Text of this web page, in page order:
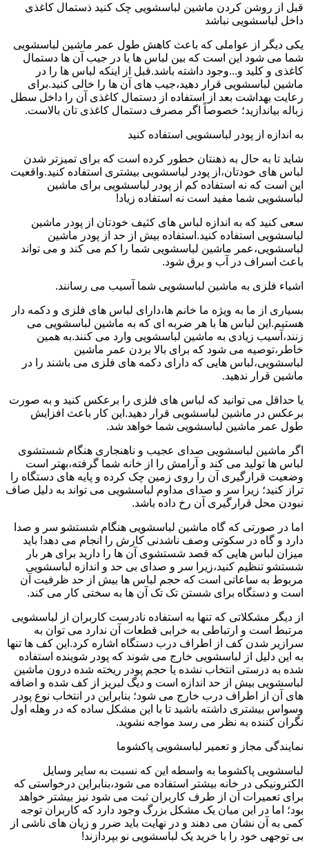
قبل از روشن کردن ماشین لباسشویی چک کنید ذستمال کاغذی
داخل لباسشویی نباشد
یکی دیگر از عواملی که باعث کاهش طول عمر ماشین لباسشویی
شما می شود این است که بین لباس ها یا در جیب آن ها دستمال
کاغذی و کلید و...وجود داشته باشد.قبل از اینکه لباس ها را در
ماشین لباسشویی قرار دهید،جیب های آن ها را خالی کنید.برای
رعایت بهداشت بعد از استفاده از دستمال کاغذی آن را داخل سطل
زباله بیاندازید؛ خصوصاً اگر مصرف دستمال کاغذی تان بالاست.
به اندازه از پودر لباسشویی استفاده کنید
شاید تا به حال به ذهنتان خطور کرده است که برای تمیزتر شدن
لباس های خودتان،از پودر لباسشویی بیشتری استفاده کنید.واقعیت
این است که نه استفاده کم از پودر لباسشویی برای ماشین
لباسشویی شما مفید است نه استفاده زیاد!
سعی کنید که به اندازه لباس های کثیف خودتان از پودر ماشین
لباسشویی استفاده کنید.استفاده بیش از حد از پودر ماشین
لباسشویی،عمر ماشین لباسشویی شما را کم می کند و می تواند
باعث اسراف در آب و برق شود.
اشیاء فلزی به ماشین لباسشویی شما آسیب می رسانند.
بسیاری از ما به ویژه ما خانم ها،دارای لباس های فلزی و دکمه دار
هستیم.این لباس ها با هر ضربه ای که به ماشین لباسشویی می
زنند،آسیب زیادی به ماشین لباسشویی وارد می کنند.به همین
خاطر،توصیه می شود که برای بالا بردن عمر ماشین
لباسشویی،لباس هایی که دارای دکمه های فلزی می باشند را در
ماشین قرار ندهید.
یا حداقل می توانید که لباس های فلزی را برعکس کنید و به صورت
برعکس در ماشین لباسشویی قرار دهید.این کار باعث افزایش
طول عمر ماشین لباسشویی شما خواهد شد.
اگر ماشین لباسشویی صدای عجیب و ناهنجاری هنگام شستشوی
لباس ها تولید می کند و آرامش را از خانه شما گرفته،بهتر است
وضعیت قرارگیری آن را روی زمین چک کرده و پایه های دستگاه را
تراز کنید؛ زیرا سر و صدای مداوم لباسشویی می تواند به دلیل صاف
نبودن محل قرارگیری آن رخ داده باشد.
اما در صورتی که گاه ماشین لباسشویی هنگام شستشو سر و صدا
دارد و گاه در سکوتی وصف ناشدنی کارش را انجام می دهد! باید
میزان لباس هایی که قصد شستشوی آن ها را دارید برای هر بار
شستشو تنظیم کنید،زیرا سر و صدای بی حد و اندازه لباسشویی
مربوط به ساعاتی است که حجم لباس ها بیش از حد ظرفیت آن
است و دستگاه برای شستن تک تک آن ها به سختی کار می کند.
از دیگر مشکلاتی که تنها به استفاده نادرست کاربران از لباسشویی
مرتبط است و ارتباطی به خرابی قطعات آن ندارد می توان به
سرازیر شدن کف از اطراف درب دستگاه اشاره کرد.این کف ها تنها
به این دلیل از لباسشویی خارج می شوند که پودر شوینده استفاده
شده به درستی انتخاب نشده یا حجم پودر ریخته شده درون ماشین
لباسشویی بیش از حد اندازه است و دیگ لبریز از کف شده و اضافه
های آن از اطراف درب خارج می شود؛ بنابراین در انتخاب نوع پودر
وسواس بیشتری داشته باشید تا با این مشکل ساده که در وهله اول
نگران کننده به نظر می رسد مواجه نشوید.
نمایندگی مجاز و تعمیر لباسشویی پاکشوما
لباسشویی پاکشوما به واسطه این که نسبت به سایر وسایل
الکترونیکی در خانه بیشتر استفاده می شود،بنابراین درخواستی که
برای تعمیرات آن از طرف کاربران ثبت می شود نیز بیشتر خواهد
بود؛ اما در این میان یک مشکل بزرگ وجود دارد که کاربران توجه
کمی به آن نشان می دهند و در نهایت باید ضرر و زیان های ناشی از
بی توجهی خود را با خرید یک لباسشویی نو بپردازند!